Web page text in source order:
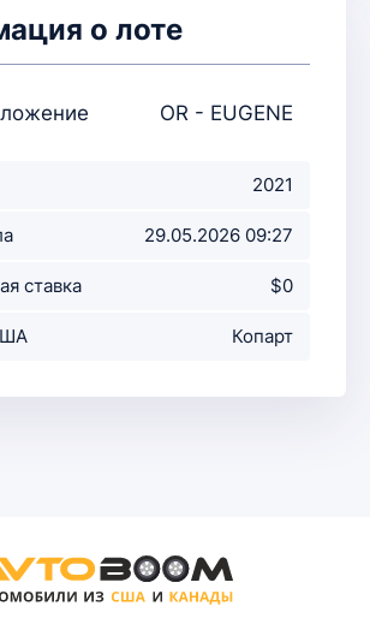
о лоте
OR - EUGENE
2021
29.05.2026 09:27
ставка $0
Копарт